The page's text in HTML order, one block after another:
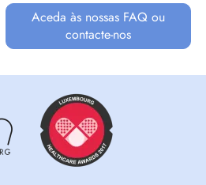
Aceda às nossas FAQ ou
contacte-nos